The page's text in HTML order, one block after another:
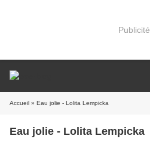
Publicité
Accueil » Eau jolie - Lolita Lempicka
Eau jolie - Lolita Lempicka